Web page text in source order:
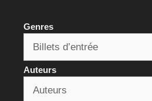
Genres
Auteurs